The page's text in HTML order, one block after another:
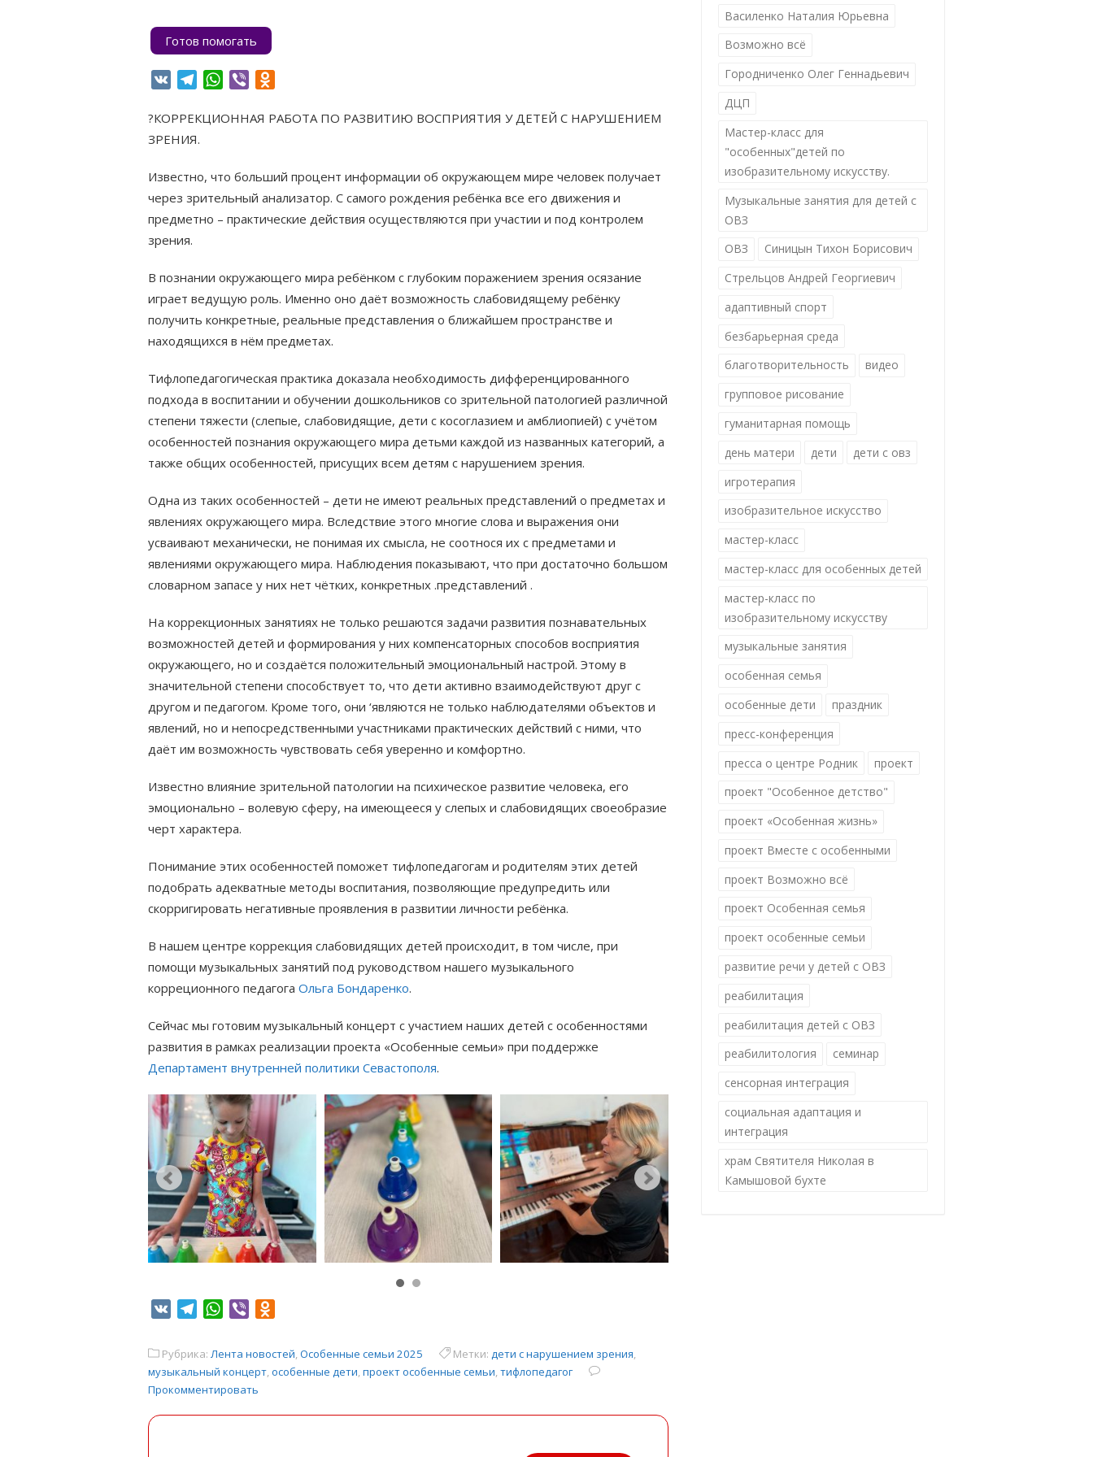
Готов помогать
VK TelegramWhatsApp
Viber
?КОРРЕКЦИОННАЯ РАБОТА ПО РАЗВИТИЮ ВОСПРИЯТИЯ У ДЕТЕЙ С НАРУШЕНИЕМ
ЗРЕНИЯ.
Известно, что больший процент информации об окружающем мире человек получает
через зрительный анализатор. С самого рождения ребёнка все его движения и
предметно – практические действия осуществляются при участии и под контролем
зрения.
В познании окружающего мира ребёнком с глубоким поражением зрения осязание
играет ведущую роль. Именно оно даёт возможность слабовидящему ребёнку
получить конкретные, реальные представления о ближайшем пространстве и
находящихся в нём предметах.
Тифлопедагогическая практика доказала необходимость дифференцированного
подхода в воспитании и обучении дошкольников со зрительной патологией различной
степени тяжести (слепые, слабовидящие, дети с косоглазием и амблиопией) с учётом
особенностей познания окружающего мира детьми каждой из названных категорий, а
также общих особенностей, присущих всем детям с нарушением зрения.
Одна из таких особенностей – дети не имеют реальных представлений о предметах и
явлениях окружающего мира. Вследствие этого многие слова и выражения они
усваивают механически, не понимая их смысла, не соотнося их с предметами и
явлениями окружающего мира. Наблюдения показывают, что при достаточно большом
словарном запасе у них нет чётких, конкретных .представлений .
На коррекционных занятиях не только решаются задачи развития познавательных
возможностей детей и формирования у них компенсаторных способов восприятия
окружающего, но и создаётся положительный эмоциональный настрой. Этому в
значительной степени способствует то, что дети активно взаимодействуют друг с
другом и педагогом. Кроме того, они ‘являются не только наблюдателями объектов и
явлений, но и непосредственными участниками практических действий с ними, что
даёт им возможность чувствовать себя уверенно и комфортно.
Известно влияние зрительной патологии на психическое развитие человека, его
эмоционально – волевую сферу, на имеющееся у слепых и слабовидящих своеобразие
черт характера.
Понимание этих особенностей поможет тифлопедагогам и родителям этих детей
подобрать адекватные методы воспитания, позволяющие предупредить или
скорригировать негативные проявления в развитии личности ребёнка.
В нашем центре коррекция слабовидящих детей происходит, в том числе, при
помощи музыкальных занятий под руководством нашего музыкального
корреционного педагога Ольга Бондаренко.
Сейчас мы готовим музыкальный концерт с участием наших детей с особенностями
развития в рамках реализации проекта «Особенные семьи» при поддержке
Департамент внутренней политики Севастополя.
VK TelegramWhatsApp
Viber
Рубрика: Лента новостей,Особенные семьи 2025 Метки: дети с нарушением зрения,
музыкальный концерт,особенные дети,проект особенные семьи,тифлопедагог
Прокомментировать
Василенко Наталия Юрьевна
Возможно всё
Городниченко Олег Геннадьевич
ДЦП
Мастер-класс для
"особенных"детей по
изобразительному искусству.
Музыкальные занятия для детей с
ОВЗ
ОВЗ
Синицын Тихон Борисович
Стрельцов Андрей Георгиевич
адаптивный спорт
безбарьерная среда
благотворительность
видео
групповое рисование
гуманитарная помощь
день матери
дети
дети с овз
игротерапия
изобразительное искусство
мастер-класс
мастер-класс для особенных детей
мастер-класс по
изобразительному искусству
музыкальные занятия
особенная семья
особенные дети
праздник
пресс-конференция
пресса о центре Родник
проект
проект "Особенное детство"
проект «Особенная жизнь»
проект Вместе с особенными
проект Возможно всё
проект Особенная семья
проект особенные семьи
развитие речи у детей с ОВЗ
реабилитация
реабилитация детей с ОВЗ
реабилитология
семинар
сенсорная интеграция
социальная адаптация и
интеграция
храм Святителя Николая в
Камышовой бухте